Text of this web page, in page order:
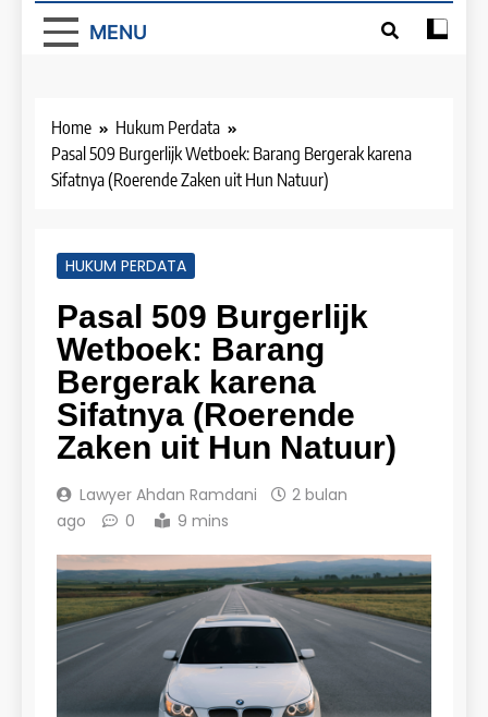
MENU
Home
Hukum Perdata
Pasal 509 Burgerlijk Wetboek: Barang Bergerak karena
Sifatnya (Roerende Zaken uit Hun Natuur)
HUKUM PERDATA
Pasal 509 Burgerlijk
Wetboek: Barang
Bergerak karena
Sifatnya (Roerende
Zaken uit Hun Natuur)
Lawyer Ahdan Ramdani
2 bulan
ago
0 9 mins